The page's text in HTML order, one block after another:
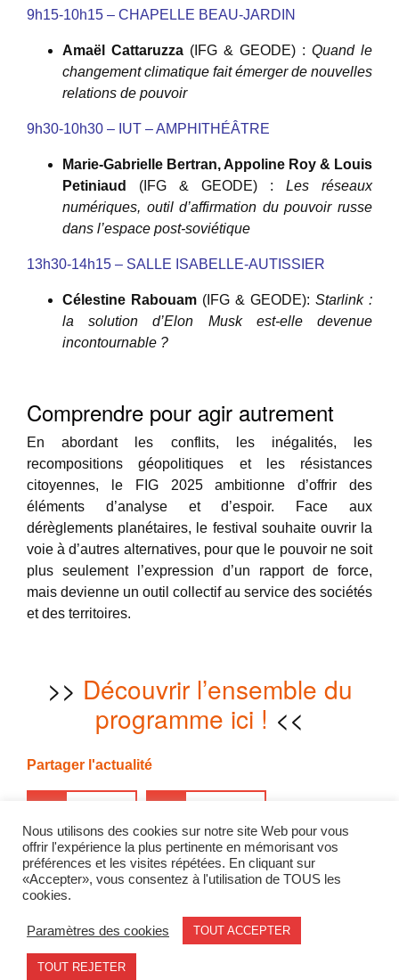
9h15-10h15 – CHAPELLE BEAU-JARDIN
Amaël Cattaruzza (IFG & GEODE) : Quand le
changement climatique fait émerger de nouvelles
relations de pouvoir
9h30-10h30 – IUT – AMPHITHÉÂTRE
Marie-Gabrielle Bertran, Appoline Roy & Louis
Petiniaud
(IFG & GEODE) : Les réseaux
numériques, outil d’affirmation du pouvoir russe
dans l’espace post-soviétique
13h30-14h15 – SALLE ISABELLE-AUTISSIER
Célestine Rabouam (IFG & GEODE): Starlink :
la solution d’Elon Musk est-elle devenue
incontournable ?
Comprendre pour agir autrement
En abordant les conflits, les inégalités, les
recompositions géopolitiques et les résistances
citoyennes, le FIG 2025 ambitionne d’offrir des
éléments d’analyse et d’espoir. Face aux
dérèglements planétaires, le festival souhaite ouvrir la
voie à d’autres alternatives, pour que le pouvoir ne soit
plus seulement l’expression d’un rapport de force,
mais devienne un outil collectif au service des sociétés
et des territoires.
>> Découvrir l’ensemble du
programme ici ! <<
Partager l'actualité
cyber fig fig2025 ifg
Mentions légales
© 2026 - Geode. All rights reserved.
Nous utilisons des cookies sur notre site Web pour vous
offrir l'expérience la plus pertinente en mémorisant vos
préférences et les visites répétées. En cliquant sur
«Accepter», vous consentez à l'utilisation de TOUS les
cookies.
Paramètres des cookies TOUT ACCEPTER
TOUT REJETER